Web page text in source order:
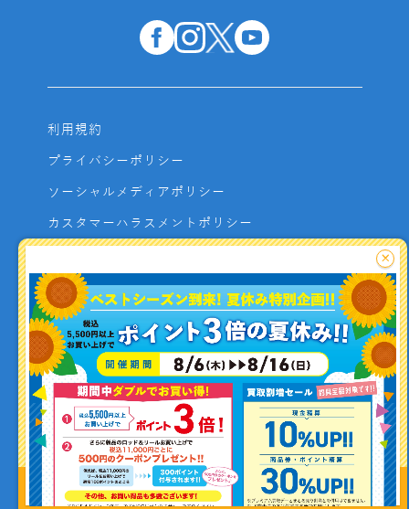
釣り情報を
投稿する
利用規約
プライバシーポリシー
ソーシャルメディアポリシー
カスタマーハラスメントポリシー
よくあるご質問
お問い合わせ
利用者資金の保全方法
Copyright (C) ISHIGURO co.,ltd All Rights Reserved.
×